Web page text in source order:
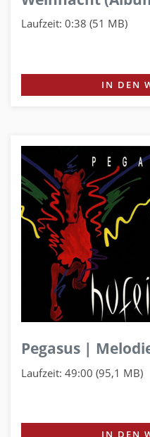
Laufzeit: 0:38 (51 MB)
IN DEN
Pegasus |
Laufzeit: 49:00 (95,1 MB)
IN DEN